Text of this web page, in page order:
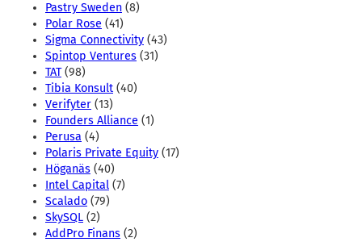
Pastry Sweden (8)
Polar Rose (41)
Sigma Connectivity (43)
Spintop Ventures (31)
TAT(98)
Tibia Konsult (40)
Verifyter (13)
Founders Alliance (1)
Perusa (4)
Polaris Private Equity (17)
Höganäs (40)
Intel Capital (7)
Scalado (79)
SkySQL (2)
AddPro Finans (2)